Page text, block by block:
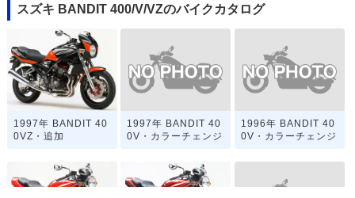
スズキ BANDIT 400/V/VZのバイクカタログ
1997年 BANDIT 40
0VZ・追加
1997年 BANDIT 40
0V・カラーチェンジ
1996年 BANDIT 40
0V・カラーチェンジ